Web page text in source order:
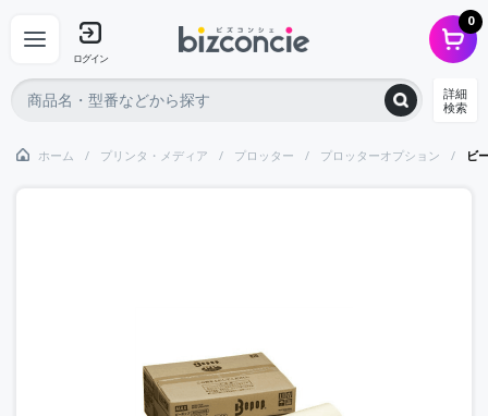
ログイン
0
詳細
検索
ホーム プリンタ・メディア プロッター プロッターオプション ビ